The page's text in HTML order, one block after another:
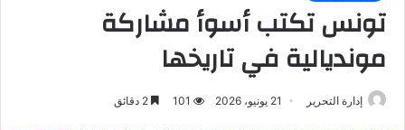
تونس تكتب أسوأ مشاركة
مونديالية في تاريخها
إدارة التحرير 21 يونيو، 2026 101